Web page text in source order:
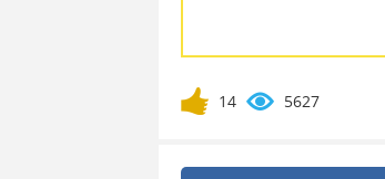
14 5627